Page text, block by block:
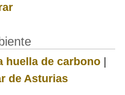
huella de carbono|
de Asturias